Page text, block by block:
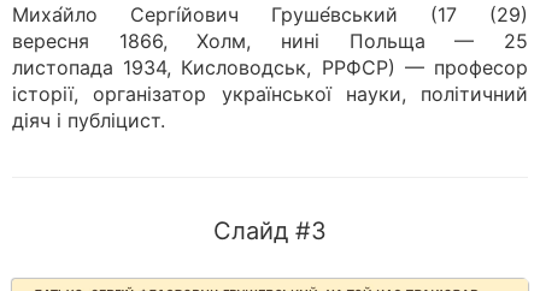
Миха́йло Сергі́йович Груше́вський (17 (29)
вересня 1866, Холм, нині Польща — 25
листопада 1934, Кисловодськ, РРФСР) — професор
історії, організатор української науки, політичний
діяч і публіцист.
Слайд #3